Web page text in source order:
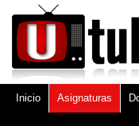
Inicio Asignaturas